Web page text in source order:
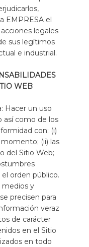
EMPRESA el
legales
sus legítimos
e industrial.
WEB
Hacer un uso
así como de los
con: (i)
(ii) las
del Sitio Web;
orden público.
medios y
precisen para
veraz
de carácter
en el Sitio
en todo